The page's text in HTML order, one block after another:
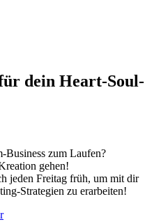
dein Heart-Soul-
zum Laufen?
gehen!
jeden Freitag früh, um mit dir
Strategien zu erarbeiten!